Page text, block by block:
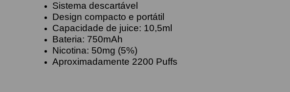
Sistema descartável
Design compacto e portátil
Capacidade de juice: 10,5ml
Bateria: 750mAh
Nicotina: 50mg (5%)
Aproximadamente 2200 Puffs